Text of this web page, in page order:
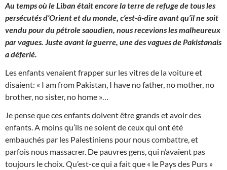
Au temps où le Liban était encore la terre de refuge de tous les
persécutés d’Orient et du monde, c’est-à-dire avant qu’il ne soit
vendu pour du pétrole saoudien, nous recevions les malheureux
par vagues. Juste avant la guerre, une des vagues de Pakistanais
a déferlé.
Les enfants venaient frapper sur les vitres de la voiture et
disaient: « I am from Pakistan, I have no father, no mother, no
brother, no sister, no home »…
Je pense que ces enfants doivent être grands et avoir des
enfants. A moins qu’ils ne soient de ceux qui ont été
embauchés par les Palestiniens pour nous combattre, et
parfois nous massacrer. De pauvres gens, qui n’avaient pas
toujours le choix. Qu’est-ce qui a fait que « le Pays des Purs »